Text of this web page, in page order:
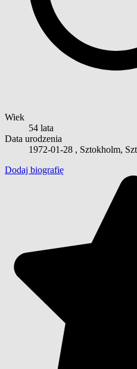
Wiek
54 lata
Data urodzenia
1972-01-28 , Sztokholm,
Dodaj biografię